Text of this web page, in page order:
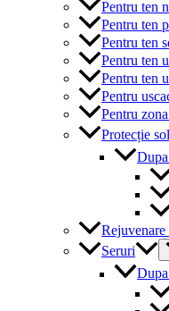
Pentru ten
Pentru ten
Pentru ten
Pentru ten
Pentru ten
Pentru
Pentru
Protecție
Rejuvenare
Seruri